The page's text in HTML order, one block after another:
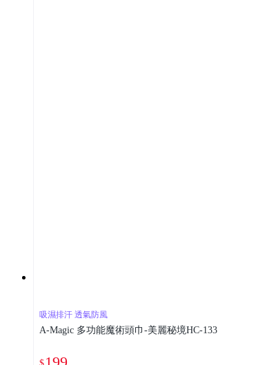
吸濕排汗 透氣防風
A-Magic 多功能魔術頭巾-美麗秘境HC-133